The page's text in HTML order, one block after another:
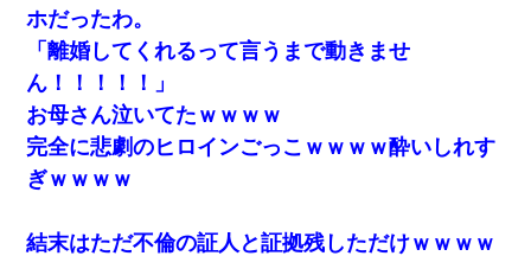
ホだったわ。
「離婚してくれるって言うまで動きませ
ん！！！！！」
お母さん泣いてたｗｗｗｗ
完全に悲劇のヒロインごっこｗｗｗｗ酔いしれす
ぎｗｗｗｗ
結末はただ不倫の証人と証拠残しただけｗｗｗｗ